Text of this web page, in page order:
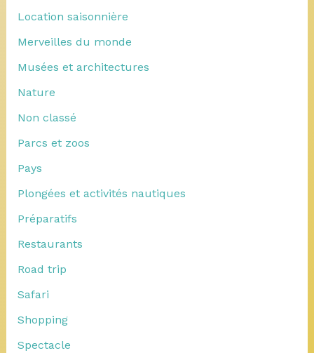
Location saisonnière
Merveilles du monde
Musées et architectures
Nature
Non classé
Parcs et zoos
Pays
Plongées et activités nautiques
Préparatifs
Restaurants
Road trip
Safari
Shopping
Spectacle